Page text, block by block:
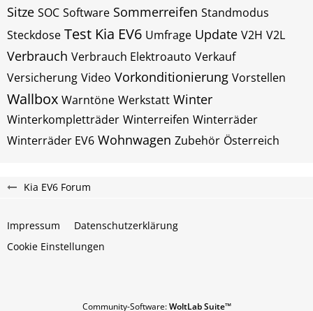
Sitze SOC Software Sommerreifen Standmodus
Steckdose Test Kia EV6 Umfrage Update V2H V2L
Verbrauch Verbrauch Elektroauto Verkauf
Versicherung Video Vorkonditionierung Vorstellen
Wallbox Warntöne Werkstatt Winter
Winterkompletträder Winterreifen Winterräder
Winterräder EV6 Wohnwagen Zubehör Österreich
Kia EV6 Forum
Impressum
Datenschutzerklärung
Cookie Einstellungen
Community-Software:WoltLab Suite™